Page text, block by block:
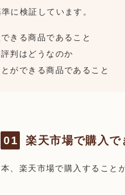
に検証しています。
きる商品であること
判はどうなのか
ができる商品であること
楽天市場で購入で
、楽天市場で購入すること